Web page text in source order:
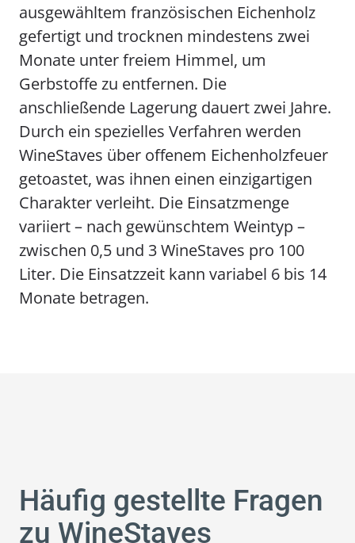
ausgewähltem französischen Eichenholz
gefertigt und trocknen mindestens zwei
Monate unter freiem Himmel, um
Gerbstoffe zu entfernen. Die
anschließende Lagerung dauert zwei Jahre.
Durch ein spezielles Verfahren werden
WineStaves über offenem Eichenholzfeuer
getoastet, was ihnen einen einzigartigen
Charakter verleiht. Die Einsatzmenge
variiert – nach gewünschtem Weintyp –
zwischen 0,5 und 3 WineStaves pro 100
Liter. Die Einsatzzeit kann variabel 6 bis 14
Monate betragen.
Häufig gestellte Fragen
zu WineStaves